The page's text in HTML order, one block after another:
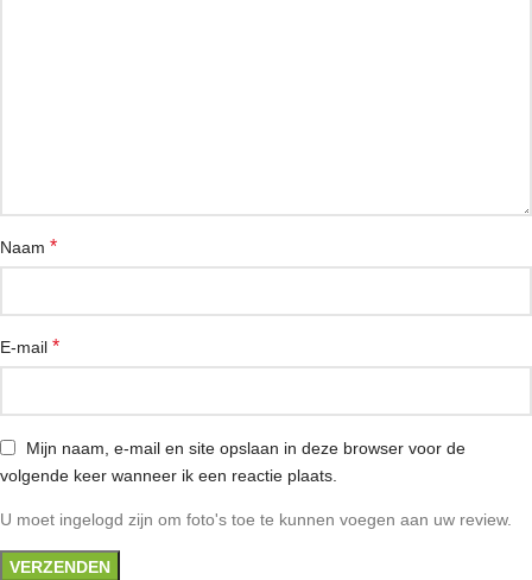
Naam *
E-mail *
Mijn naam, e-mail en site opslaan in deze browser voor de
volgende keer wanneer ik een reactie plaats.
U moet ingelogd zijn om foto's toe te kunnen voegen aan uw review.